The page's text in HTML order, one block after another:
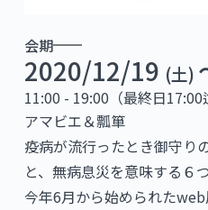
会期
2020/12/19 (土)
11:00 - 19:00（最終日17:00
アマビエ＆瓢箪
疫病が流行ったとき御守り
と、無病息災を意味する６
今年6月から始められた